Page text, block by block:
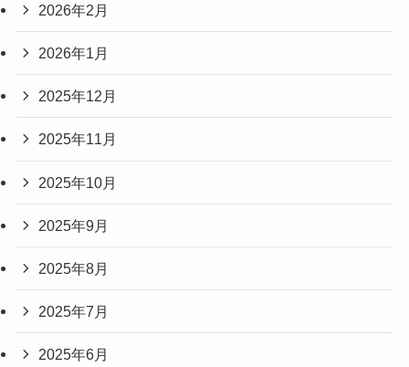
2026年2月
2026年1月
2025年12月
2025年11月
2025年10月
2025年9月
2025年8月
2025年7月
2025年6月